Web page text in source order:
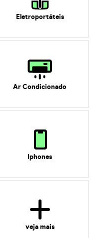
Eletroportáteis
Ar Condicionado
Iphones
veja mais